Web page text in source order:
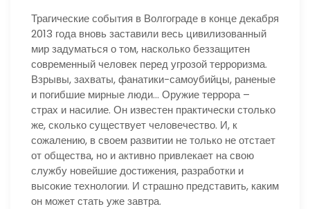
Трагические события в Волгограде в конце декабря
2013 года вновь заставили весь цивилизованный
мир задуматься о том, насколько беззащитен
современный человек перед угрозой терроризма.
Взрывы, захваты, фанатики-самоубийцы, раненые
и погибшие мирные люди… Оружие террора –
страх и насилие. Он известен практически столько
же, сколько существует человечество. И, к
сожалению, в своем развитии не только не отстает
от общества, но и активно привлекает на свою
службу новейшие достижения, разработки и
высокие технологии. И страшно представить, каким
он может стать уже завтра.